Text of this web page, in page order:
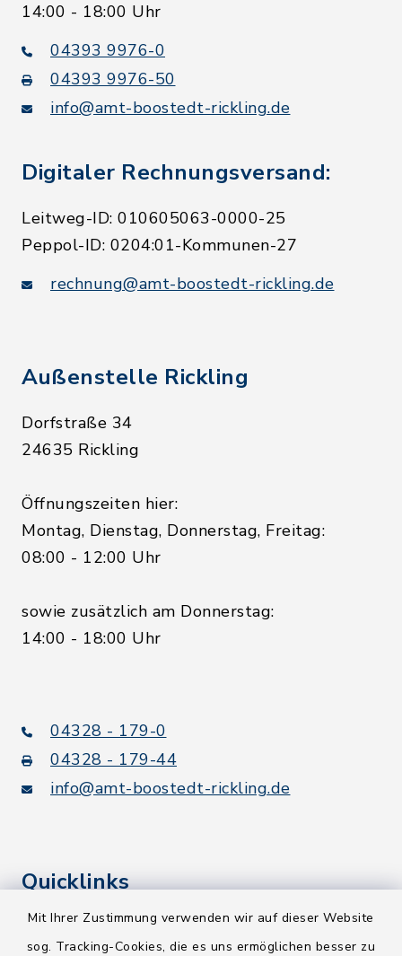
Mit Ihrer Zustimmung verwenden wir auf dieser Website
sog. Tracking-Cookies, die es uns ermöglichen besser zu
14:00 - 18:00 Uhr
04393 9976-0
04393 9976-50
info@amt-boostedt-rickling.de
Digitaler Rechnungsversand:
Leitweg-ID: 010605063-0000-25
Peppol-ID: 0204:01-Kommunen-27
rechnung@amt-boostedt-rickling.de
Außenstelle Rickling
Dorfstraße 34
24635 Rickling
Öffnungszeiten hier:
Montag, Dienstag, Donnerstag, Freitag:
08:00 - 12:00 Uhr
sowie zusätzlich am Donnerstag:
14:00 - 18:00 Uhr
04328 - 179-0
04328 - 179-44
info@amt-boostedt-rickling.de
Quicklinks
Kreis Segeberg